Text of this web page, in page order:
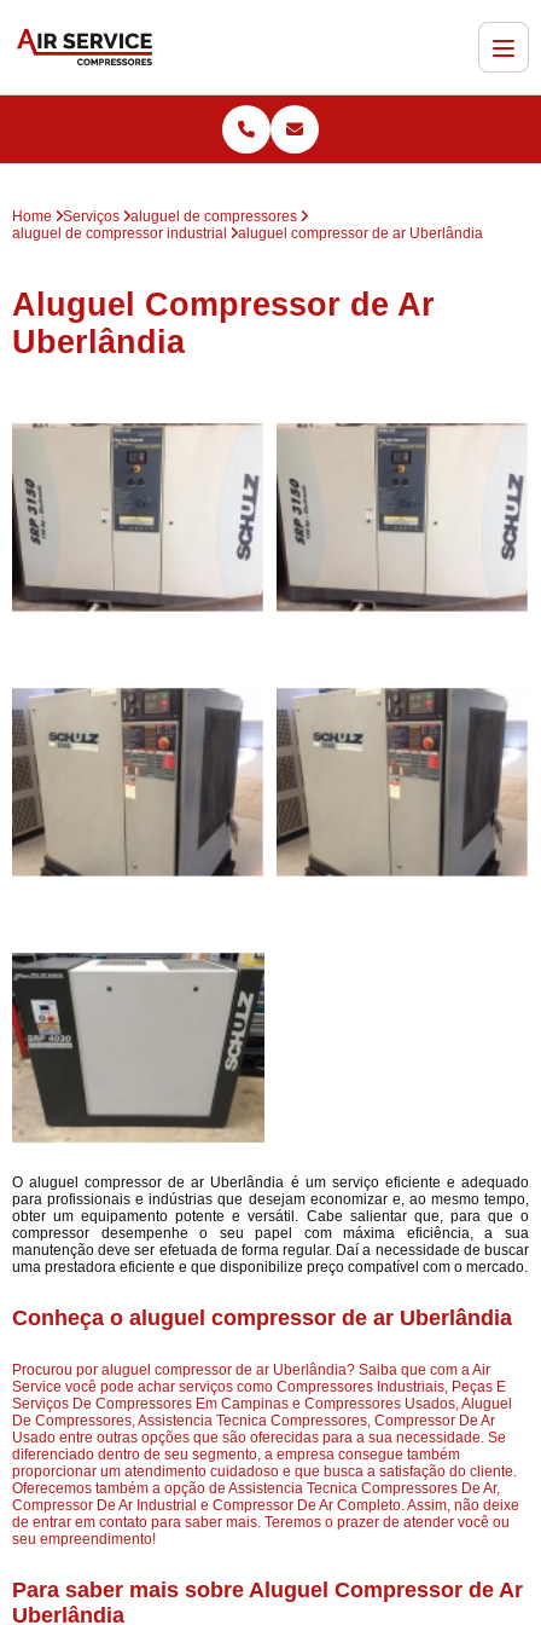
Home Serviços
aluguel de compressores
aluguel de compressor industrial
aluguel compressor de ar Uberlândia
Aluguel Compressor de Ar
Uberlândia
O aluguel compressor de ar Uberlândia é um serviço eficiente e adequado
para profissionais e indústrias que desejam economizar e, ao mesmo tempo,
obter um equipamento potente e versátil. Cabe salientar que, para que o
compressor desempenhe o seu papel com máxima eficiência, a sua
manutenção deve ser efetuada de forma regular. Daí a necessidade de buscar
uma prestadora eficiente e que disponibilize preço compatível com o mercado.
Conheça o aluguel compressor de ar Uberlândia
Procurou por aluguel compressor de ar Uberlândia? Saiba que com a Air
Service você pode achar serviços como Compressores Industriais, Peças E
Serviços De Compressores Em Campinas e Compressores Usados, Aluguel
De Compressores, Assistencia Tecnica Compressores, Compressor De Ar
Usado entre outras opções que são oferecidas para a sua necessidade. Se
diferenciado dentro de seu segmento, a empresa consegue também
proporcionar um atendimento cuidadoso e que busca a satisfação do cliente.
Oferecemos também a opção de Assistencia Tecnica Compressores De Ar,
Compressor De Ar Industrial e Compressor De Ar Completo. Assim, não deixe
de entrar em contato para saber mais. Teremos o prazer de atender você ou
seu empreendimento!
Para saber mais sobre Aluguel Compressor de Ar
Uberlândia